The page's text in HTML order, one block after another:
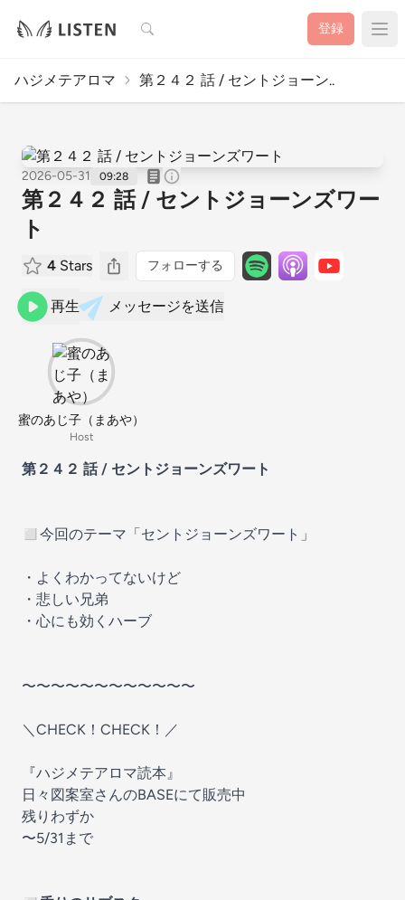
検索 登録
ハジメテアロマ 第２４２ 話 / セントジョーン..
2026-05-31 09:28
第２４２ 話 / セントジョーンズワー
ト
4 Stars フォローする
再生 メッセージを送信
蜜のあじ子（まあや）
Host
第２４２ 話 / セントジョーンズワート
◻︎今回のテーマ「セントジョーンズワート」
・よくわかってないけど
・悲しい兄弟
・心にも効くハーブ
〜〜〜〜〜〜〜〜〜〜〜〜
＼CHECK！CHECK！／
『ハジメテアロマ読本』
日々図案室さんのBASEにて販売中
残りわずか
〜5/31まで